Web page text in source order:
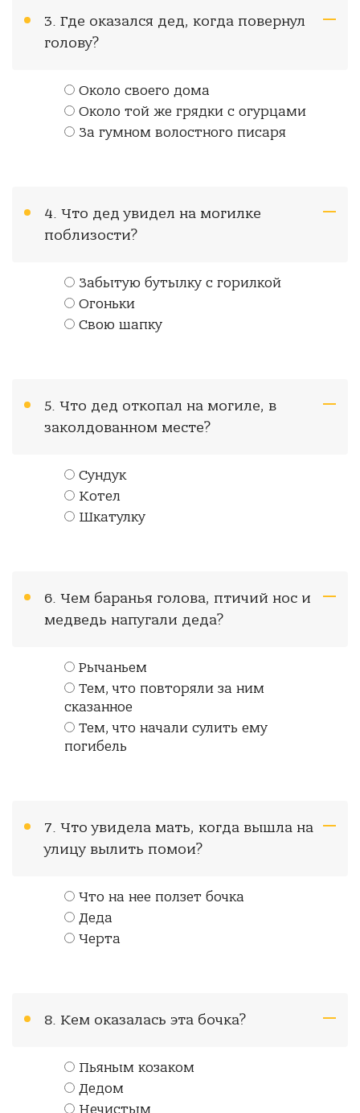
3. Где оказался дед, когда повернул
голову?
Около своего дома
Около той же грядки с огурцами
За гумном волостного писаря
4. Что дед увидел на могилке
поблизости?
Забытую бутылку с горилкой
Огоньки
Свою шапку
5. Что дед откопал на могиле, в
заколдованном месте?
Сундук
Котел
Шкатулку
6. Чем баранья голова, птичий нос и
медведь напугали деда?
Рычаньем
Тем, что повторяли за ним
сказанное
Тем, что начали сулить ему
погибель
7. Что увидела мать, когда вышла на
улицу вылить помои?
Что на нее ползет бочка
Деда
Черта
8. Кем оказалась эта бочка?
Пьяным козаком
Дедом
Нечистым